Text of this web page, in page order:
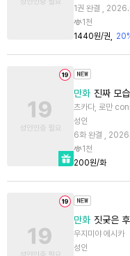
1권 완결 ,
1천
1440원/권
만화 진짜 모
츠카다, 로만
성인
6화 완결 ,
1천
200원/화
만화 짓궂은
우지미야 에시카
성인